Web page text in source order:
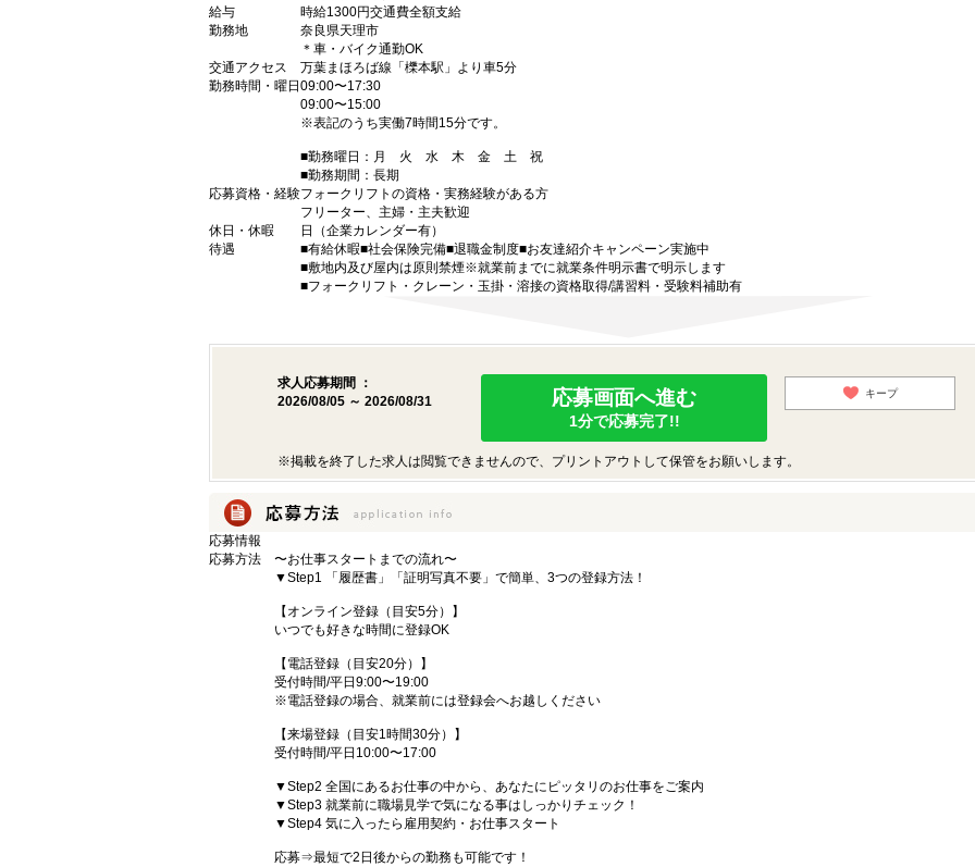
給与
時給1300円交通費全額支給
勤務地
奈良県天理市
＊車・バイク通勤OK
交通アクセス
万葉まほろば線「櫟本駅」より車5分
勤務時間・曜日 09:00〜17:30
09:00〜15:00
※表記のうち実働7時間15分です。
■勤務曜日：月 火 水 木 金 土 祝
■勤務期間：長期
応募資格・経験フォークリフトの資格・実務経験がある方
フリーター、主婦・主夫歓迎
休日・休暇
日（企業カレンダー有）
待遇
■有給休暇■社会保険完備■退職金制度■お友達紹介キャンペーン実施中
■敷地内及び屋内は原則禁煙※就業前までに就業条件明示書で明示します
■フォークリフト・クレーン・玉掛・溶接の資格取得/講習料・受験料補助有
求人応募期間 ：
2026/08/05 ～ 2026/08/31
応募画面へ進む
1分で応募完了!!
キープ
※掲載を終了した求人は閲覧できませんので、プリントアウトして保管をお願いします。
応募情報
応募方法
〜お仕事スタートまでの流れ〜
▼Step1 「履歴書」「証明写真不要」で簡単、3つの登録方法！
【オンライン登録（目安5分）】
いつでも好きな時間に登録OK
【電話登録（目安20分）】
受付時間/平日9:00〜19:00
※電話登録の場合、就業前には登録会へお越しください
【来場登録（目安1時間30分）】
受付時間/平日10:00〜17:00
▼Step2 全国にあるお仕事の中から、あなたにピッタリのお仕事をご案内
▼Step3 就業前に職場見学で気になる事はしっかりチェック！
▼Step4 気に入ったら雇用契約・お仕事スタート
応募⇒最短で2日後からの勤務も可能です！